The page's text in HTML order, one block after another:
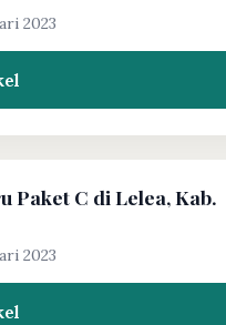
2023
Paket C di Lelea, Kab.
2023